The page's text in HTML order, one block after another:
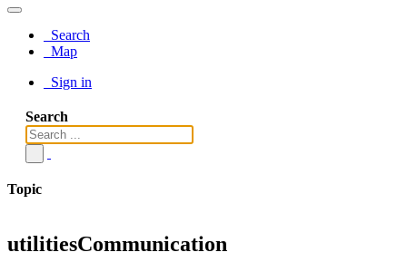
Search
Map
Sign in
Search
Topic
utilitiesCommunication